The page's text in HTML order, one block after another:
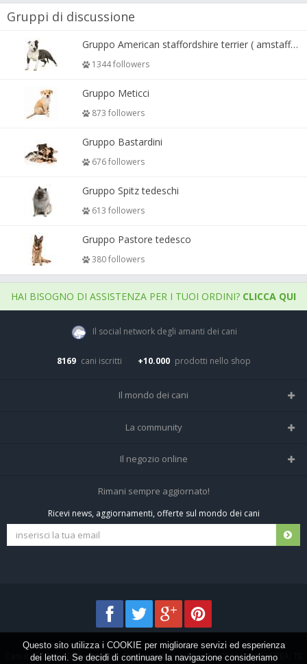
Gruppi di discussione
Gruppo American staffordshire terrier ( amstaff, amastaff )
1344 followers
Gruppo Meticci
873 followers
Gruppo Bastardini
676 followers
Gruppo Spitz tedeschi
613 followers
Gruppo Pastore tedesco
380 followers
HAI BISOGNO DI ASSISTENZA PER I TUOI ORDINI? CLICCA QUI
Il social network degli amanti dei cani
8169 cani iscritti +10.000 prodotti nello shop
Il mondo dei cani
Tutte le razze
La community
Home
Tutti i cani iscritti
Il negozio online
Negozio per cani
Spedizioni e resi
Rimani sempre aggiornato!
Ricevi news, aggiornamenti, offerte sul mondo dei cani
Cani.it © 2013-2026 •Privacy•Frezza Network S.R.L. P.I. 01821400676 REA: TE
Questo sito utilizza i COOKIE per migliorare servizi ed esperienza
dei lettori. Se decidi di continuare la navigazione consideriamo